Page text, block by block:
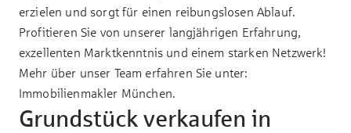
erzielen und sorgt für einen reibungslosen Ablauf.
Profitieren Sie von unserer langjährigen Erfahrung,
exzellenten Marktkenntnis und einem starken Netzwerk!
Mehr über unser Team erfahren Sie unter:
Immobilienmakler München.
Grundstück verkaufen in